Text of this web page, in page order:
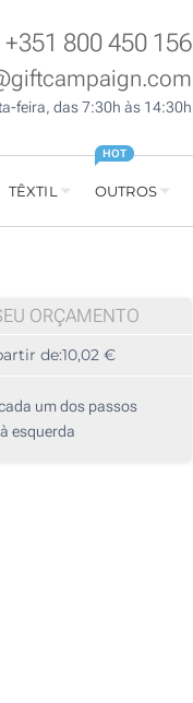
+351 800 450 156
feira, das 7:30h às 14:30h
TÊXTIL OUTROS
HOT
ORÇAMENTO
de:10,02 €
um dos passos
esquerda